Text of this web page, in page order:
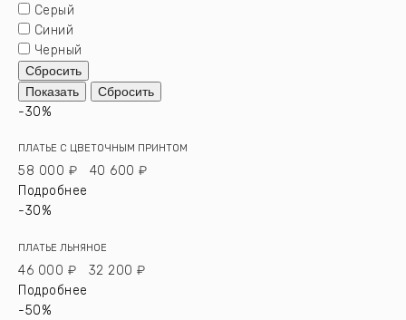
Серый
Синий
Черный
-30%
ПЛАТЬЕ С ЦВЕТОЧНЫМ ПРИНТОМ
58 000 ₽
40 600 ₽
Подробнее
-30%
ПЛАТЬЕ ЛЬНЯНОЕ
46 000 ₽
32 200 ₽
Подробнее
-50%